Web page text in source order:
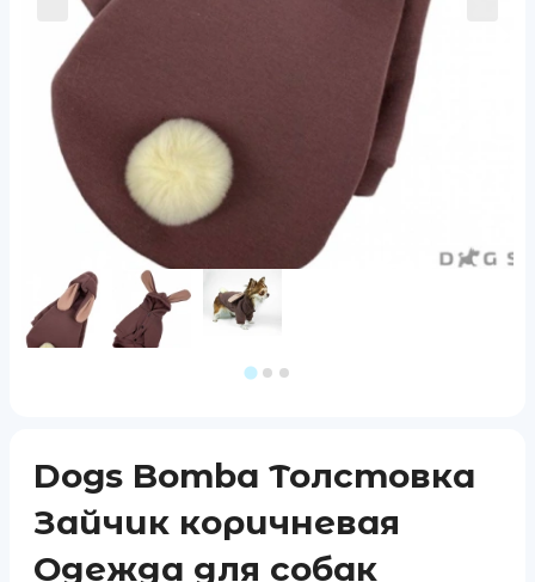
Dogs Bomba Толстовка
Зайчик коричневая
Одежда для собак